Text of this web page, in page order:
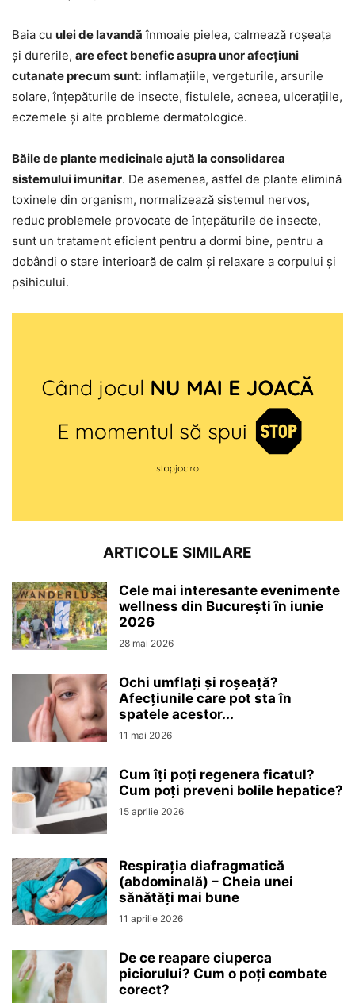
Baia cu ulei de lavandă înmoaie pielea, calmează roșeața
și durerile, are efect benefic asupra unor afecțiuni
cutanate precum sunt: inflamațiile, vergeturile, arsurile
solare, înțepăturile de insecte, fistulele, acneea, ulcerațiile,
eczemele și alte probleme dermatologice.
Băile de plante medicinale ajută la consolidarea
sistemului imunitar. De asemenea, astfel de plante elimină
toxinele din organism, normalizează sistemul nervos,
reduc problemele provocate de înțepăturile de insecte,
sunt un tratament eficient pentru a dormi bine, pentru a
dobândi o stare interioară de calm și relaxare a corpului și
psihicului.
ARTICOLE SIMILARE
Cele mai interesante evenimente
wellness din București în iunie
2026
28 mai 2026
Ochi umflați și roșeață?
Afecțiunile care pot sta în
spatele acestor...
11 mai 2026
Cum îți poți regenera ficatul?
Cum poți preveni bolile hepatice?
15 aprilie 2026
Respirația diafragmatică
(abdominală) – Cheia unei
sănătăți mai bune
11 aprilie 2026
De ce reapare ciuperca
piciorului? Cum o poți combate
corect?